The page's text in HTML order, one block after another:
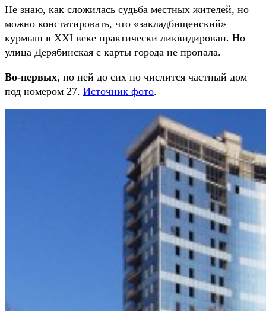
Не знаю, как сложилась судьба местных жителей, но
можно констатировать, что «закладбищенский»
курмыш в XXI веке практически ликвидирован. Но
улица Дерябинская с карты города не пропала.
Во-первых, по ней до сих по числится частный дом
под номером 27. Источник фото.